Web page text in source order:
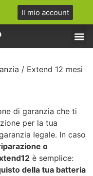
Il mio account
/ Extend 12 mesi
di garanzia che ti
per la tua
legale. In caso
o
è semplice:
della tua batteria